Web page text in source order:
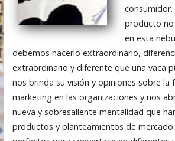
producto no
en esta
debemos hacerlo extraordinario,
extraordinario y diferente que una vaca
nos brinda su visión y opiniones sobre la
marketing en las organizaciones y nos
nueva y sobresaliente mentalidad que
productos y planteamientos de mercado